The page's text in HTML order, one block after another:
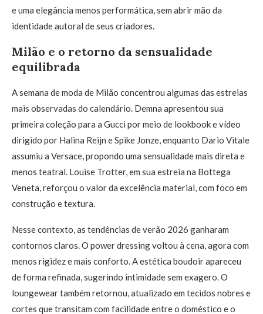
e uma elegância menos performática, sem abrir mão da
identidade autoral de seus criadores.
Milão e o retorno da sensualidade
equilibrada
A semana de moda de Milão concentrou algumas das estreias
mais observadas do calendário. Demna apresentou sua
primeira coleção para a Gucci por meio de lookbook e vídeo
dirigido por Halina Reijn e Spike Jonze, enquanto Dario Vitale
assumiu a Versace, propondo uma sensualidade mais direta e
menos teatral. Louise Trotter, em sua estreia na Bottega
Veneta, reforçou o valor da excelência material, com foco em
construção e textura.
Nesse contexto, as tendências de verão 2026 ganharam
contornos claros. O power dressing voltou à cena, agora com
menos rigidez e mais conforto. A estética boudoir apareceu
de forma refinada, sugerindo intimidade sem exagero. O
loungewear também retornou, atualizado em tecidos nobres e
cortes que transitam com facilidade entre o doméstico e o